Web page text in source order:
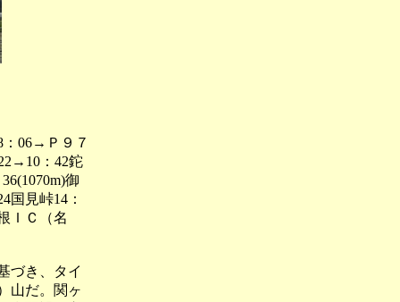
：06→Ｐ９７
：42鉈
御
見峠14：
ＩＣ（名
づき、タイ
山だ。関ヶ